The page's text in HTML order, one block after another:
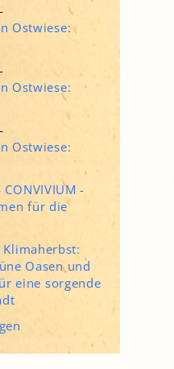
Ostwiese:
Ostwiese:
Ostwiese:
CONVIVIUM -
für die
Klimaherbst:
Oasen und
eine sorgende